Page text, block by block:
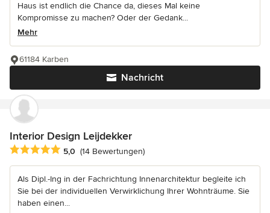
Haus ist endlich die Chance da, dieses Mal keine
Kompromisse zu machen? Oder der Gedank...
Mehr
Nachricht
61184 Karben
Interior Design Leijdekker
Durchschnittliche Bewertung: 5 von 5 Sternen
5,0 (14 Bewertungen)
Als Dipl.-Ing in der Fachrichtung Innenarchitektur begleite ich
Sie bei der individuellen Verwirklichung Ihrer Wohnträume. Sie
haben einen...